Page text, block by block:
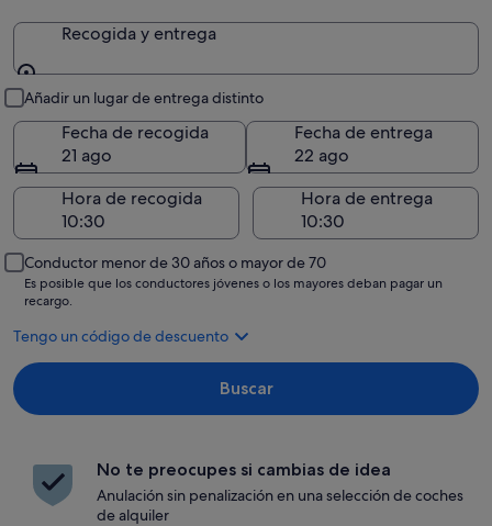
Recogida y entrega
Añadir un lugar de entrega distinto
Fecha de recogida
21 ago
Fecha de entrega
22 ago
Hora de recogida
Hora de entrega
Conductor menor de 30 años o mayor de 70
Es posible que los conductores jóvenes o los mayores deban pagar un
recargo.
Tengo un código de descuento
Buscar
No te preocupes si cambias de idea
Anulación sin penalización en una selección de coches
de alquiler